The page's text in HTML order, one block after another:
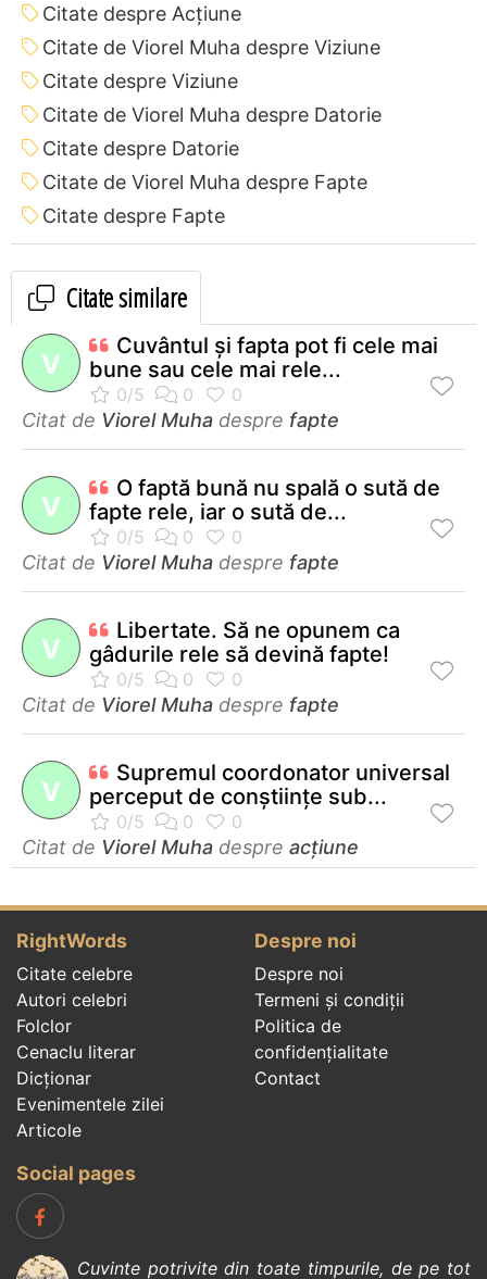
Citate despre Acțiune
Citate de Viorel Muha despre Viziune
Citate despre Viziune
Citate de Viorel Muha despre Datorie
Citate despre Datorie
Citate de Viorel Muha despre Fapte
Citate despre Fapte
Citate similare
V
Cuvântul şi fapta pot fi cele mai
bune sau cele mai rele...
Citat de Viorel Muha despre fapte
V
O faptă bună nu spală o sută de
fapte rele, iar o sută de...
Citat de Viorel Muha despre fapte
V
Libertate. Să ne opunem ca
gâdurile rele să devină fapte!
Citat de Viorel Muha despre fapte
V
Supremul coordonator universal
perceput de conştiinţe sub...
Citat de Viorel Muha despre acțiune
RightWords
Citate celebre
Autori celebri
Folclor
Cenaclu literar
Dicționar
Evenimentele zilei
Articole
Despre noi
Despre noi
Termeni și condiții
Politica de
confidenţialitate
Contact
Social pages
Cuvinte potrivite din toate timpurile, de pe tot